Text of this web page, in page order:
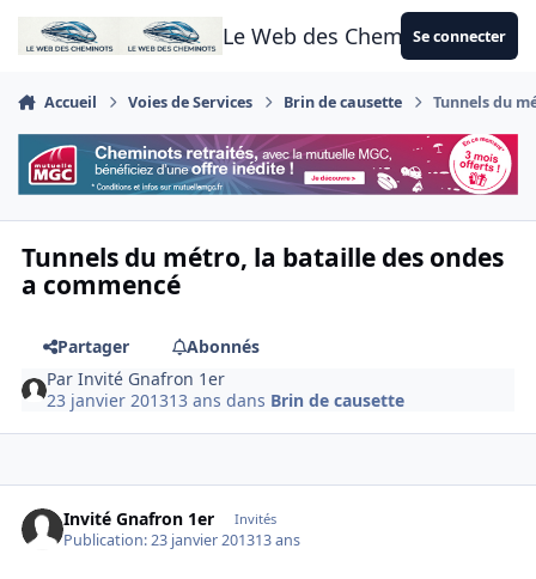
Aller au contenu
Le Web des CheminotsSe connecter
Accueil Voies de Services Brin de causette Tunnels du
Tunnels du métro, la bataille des ondes
a commencé
Partager
Abonnés
ParInvité Gnafron 1er
23 janvier 201313 ans dans Brin de causette
Invité Gnafron 1er Invités
Publication:23 janvier 201313 ans